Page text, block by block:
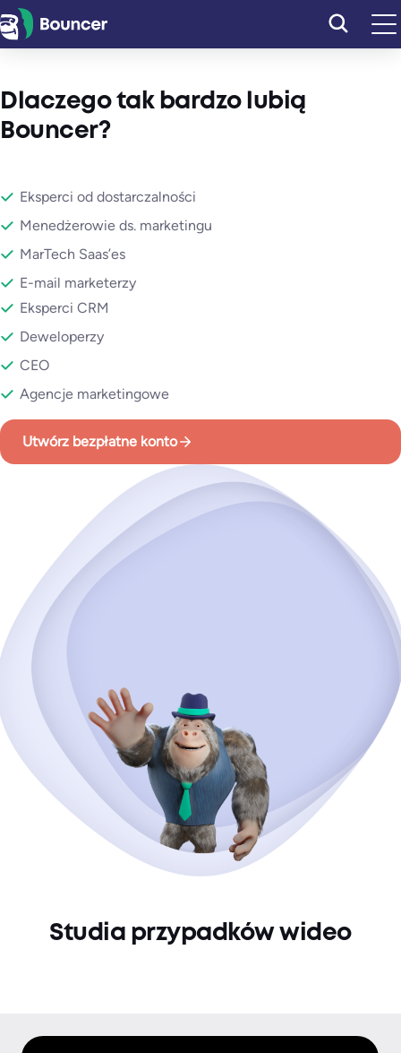
Przejdź
do
Dlaczego tak bardzo lubią
Bouncer?
Eksperci od dostarczalności
Menedżerowie ds. marketingu
MarTech Saas’es
E-mail marketerzy
Eksperci CRM
Deweloperzy
CEO
Agencje marketingowe
Utwórz bezpłatne konto
Studia przypadków wideo